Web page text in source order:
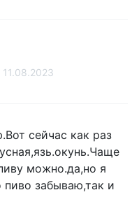
11.08.2023
сейчас как раз
можно.да,но я
пиво забываю,так и